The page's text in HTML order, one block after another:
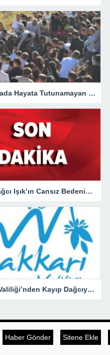
Feci Kazada Hayata Tutunamayan Ertunç Toprağa Verildi
Kayıp Dağcı Işık’ın Cansız Bedenine Ulaşıldı!
Hakkari Valiliği’nden Kayıp Dağcıya İlişkin Açıklama!
Haber Gönder Sitene Ekle